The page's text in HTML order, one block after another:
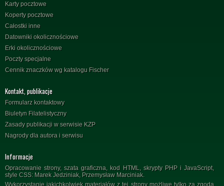
Karty pocztowe
Koperty pocztowe
Całostki inne
Datowniki okolicznościowe
Erki okolicznościowe
Poczty specjalne
Cennik znaczków wg katalogu Fischer
Kontakt, publikacje
Formularz kontaktowy
Biuletyn Filatelistyczny
Zasady publikacji w serwisie KZP
Nagrody dla autora i serwisu
Informacje
Opracowanie strony, szata graficzna, kod HTML, skrypty PHP i JavaScript,
style CSS: Marek Jedziniak, Przemysław Marciniak.